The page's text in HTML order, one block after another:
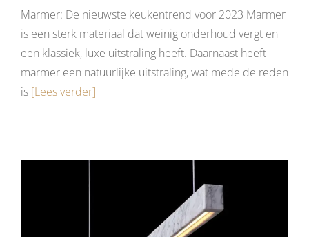
Marmer: De nieuwste keukentrend voor 2023 Marmer
is een sterk materiaal dat weinig onderhoud vergt en
een klassiek, luxe uitstraling heeft. Daarnaast heeft
marmer een natuurlijke uitstraling, wat mede de reden
is[Lees verder]